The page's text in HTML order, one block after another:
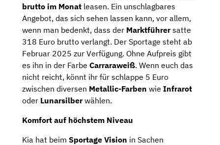
brutto im Monat leasen. Ein unschlagbares
Angebot, das sich sehen lassen kann, vor allem,
wenn man bedenkt, dass der Marktführersatte
318 Euro brutto verlangt. Der Sportage steht ab
Februar 2025 zur Verfügung. Ohne Aufpreis gibt
es ihn in der Farbe Carraraweiß. Wenn euch das
nicht reicht, könnt ihr für schlappe 5 Euro
zwischen diversen Metallic-Farben wie Infrarot
oder Lunarsilberwählen.
Komfort auf höchstem Niveau
Kia hat beim Sportage Vision in Sachen